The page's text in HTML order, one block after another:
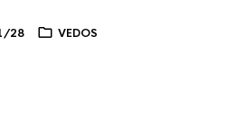
28
VEDOS